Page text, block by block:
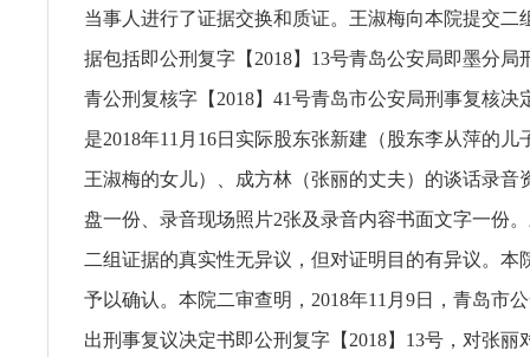
当事人进行了证据交换和质证。王淑梅向本院提交二
据包括即公刑复字【2018】13号青岛公安局即墨分局
青公刑复核字【2018】41号青岛市公安局刑事复核决
是2018年11月16日实际股东张新建（股东李从萍的儿
王淑梅的女儿）、成方林（张丽的丈夫）的谈话录音
盘一份、录音现场照片2张及录音内容书面文字一份
二组证据的真实性无异议，但对证明目的有异议。本
予以确认。本院二审查明，2018年11月9日，青岛市
出刑事复议决定书即公刑复字【2018】13号，对张丽